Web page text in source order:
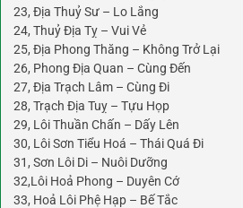
23, Địa Thuỷ Sư – Lo Lắng
24, Thuỷ Địa Tỵ – Vui Vẻ
25, Địa Phong Thăng – Không Trở Lại
26, Phong Địa Quan – Cùng Đến
27, Địa Trạch Lâm – Cùng Đi
28, Trạch Địa Tuỵ – Tựu Họp
29, Lôi Thuần Chấn – Dấy Lên
30, Lôi Sơn Tiểu Hoá – Thái Quá Đi
31, Sơn Lôi Di – Nuôi Dưỡng
32,Lôi Hoả Phong – Duyên Cớ
33, Hoả Lôi Phệ Hạp – Bế Tắc